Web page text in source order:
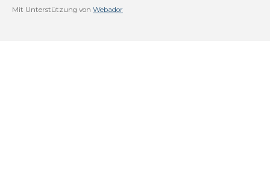
Mit Unterstützung von Webador